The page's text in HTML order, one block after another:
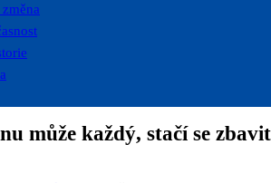
může každý, stačí se zbavit